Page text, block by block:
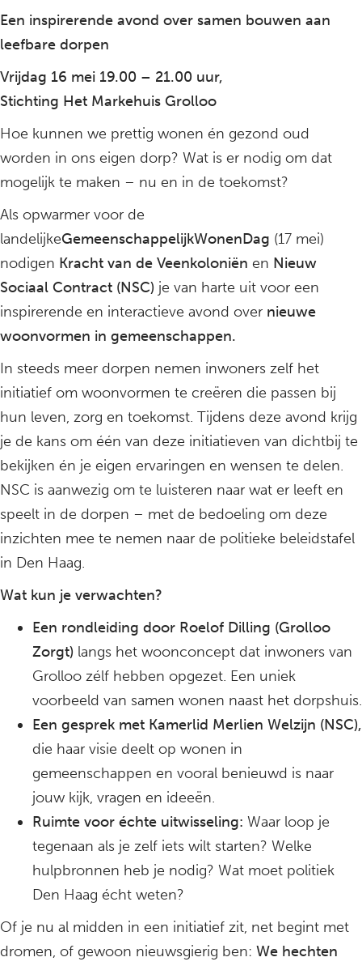
Een inspirerende avond over samen bouwen aan
leefbare dorpen
Vrijdag 16 mei 19.00 – 21.00 uur,
Stichting Het Markehuis Grolloo
Hoe kunnen we prettig wonen én gezond oud
worden in ons eigen dorp? Wat is er nodig om dat
mogelijk te maken – nu en in de toekomst?
Als opwarmer voor de
landelijkeGemeenschappelijkWonenDag (17 mei)
nodigen Kracht van de Veenkoloniën en Nieuw
Sociaal Contract (NSC) je van harte uit voor een
inspirerende en interactieve avond over nieuwe
woonvormen in gemeenschappen.
In steeds meer dorpen nemen inwoners zelf het
initiatief om woonvormen te creëren die passen bij
hun leven, zorg en toekomst. Tijdens deze avond krijg
je de kans om één van deze initiatieven van dichtbij te
bekijken én je eigen ervaringen en wensen te delen.
NSC is aanwezig om te luisteren naar wat er leeft en
speelt in de dorpen – met de bedoeling om deze
inzichten mee te nemen naar de politieke beleidstafel
in Den Haag.
Wat kun je verwachten?
Een rondleiding door Roelof Dilling (Grolloo
Zorgt) langs het woonconcept dat inwoners van
Grolloo zélf hebben opgezet. Een uniek
voorbeeld van samen wonen naast het dorpshuis.
Een gesprek met Kamerlid Merlien Welzijn (NSC),
die haar visie deelt op wonen in
gemeenschappen en vooral benieuwd is naar
jouw kijk, vragen en ideeën.
Ruimte voor échte uitwisseling: Waar loop je
tegenaan als je zelf iets wilt starten? Welke
hulpbronnen heb je nodig? Wat moet politiek
Den Haag écht weten?
Of je nu al midden in een initiatief zit, net begint met
dromen, of gewoon nieuwsgierig ben: We hechten